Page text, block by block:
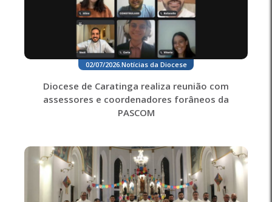
02/07/2026. Notícias da Diocese
Diocese de Caratinga realiza reunião com
assessores e coordenadores forâneos da
PASCOM